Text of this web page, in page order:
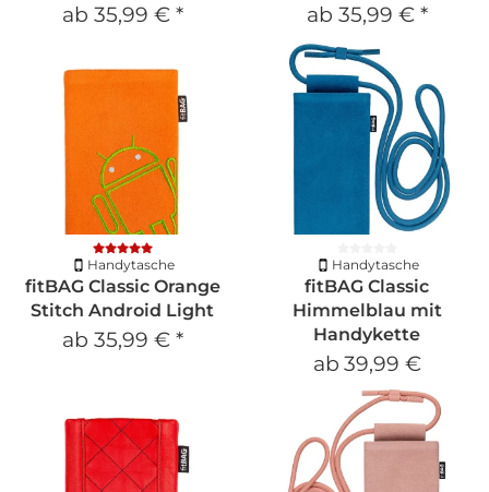
ab 35,99 € * ab 35,99 € *
Handytasche
fitBAG Classic Orange
Stitch Android Light
ab 35,99 € *
Handytasche
fitBAG Classic
Himmelblau mit
Handykette
ab 39,99 €